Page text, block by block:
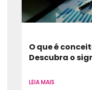
O que é
Descubra o
LEIA MAIS